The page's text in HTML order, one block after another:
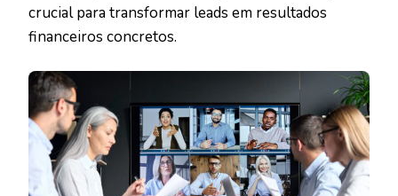
crucial para transformar leads em resultados
financeiros concretos.